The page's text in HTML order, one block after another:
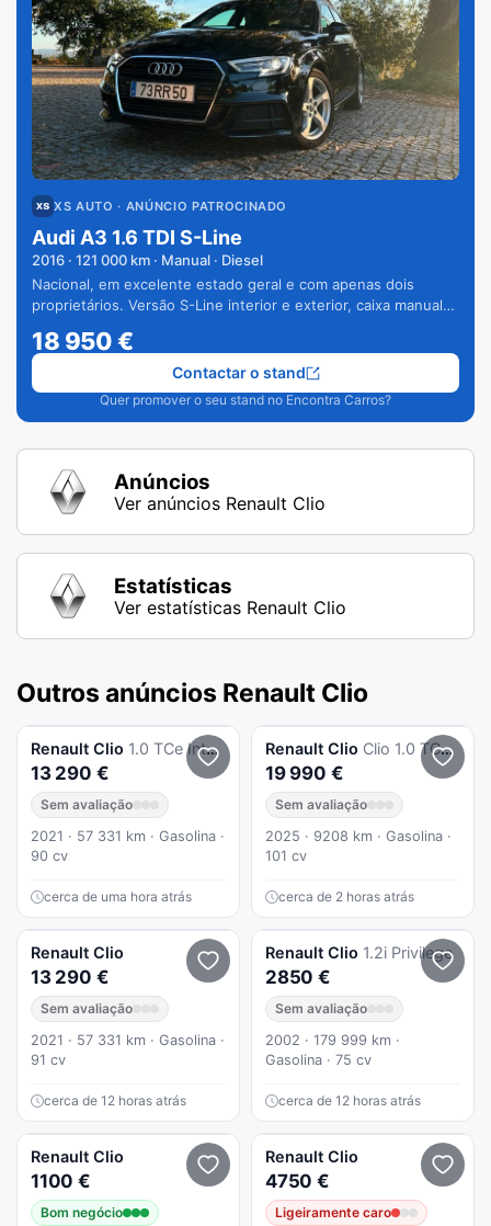
XS AUTO · ANÚNCIO PATROCINADO
Audi A3 1.6 TDI S-Line
2016 · 121 000 km · Manual · Diesel
Nacional, em excelente estado geral e com apenas dois
proprietários. Versão S-Line interior e exterior, caixa manual
18 950€
Quer promover o seu stand no Encontra Carros?
Contactar o stand
Anúncios
Ver anúncios Renault Clio
Estatísticas
Ver estatísticas Renault Clio
Outros anúncios Renault Clio
Renault Clio 1.0 TCe Intens
13 290 €
Sem avaliação
2021 · 57 331 km · Gasolina ·
90 cv
cerca de uma hora atrás
Renault Clio Clio 1.0 TCe Evolution Bi-Fuel
19 990 €
Sem avaliação
2025 · 9208 km · Gasolina ·
101 cv
cerca de 2 horas atrás
Renault Clio
13 290 €
Sem avaliação
2021 · 57 331 km · Gasolina ·
91 cv
cerca de 12 horas atrás
Renault Clio 1.2i Privilege
2850 €
Sem avaliação
2002 · 179 999 km ·
Gasolina · 75 cv
cerca de 12 horas atrás
Renault Clio
1100 €
Bom negócio
Renault Clio
4750 €
Ligeiramente caro